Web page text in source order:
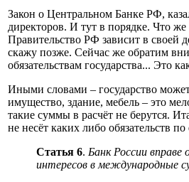
Закон о Центральном Банке РФ,
директоров. И тут в порядке. Что
Правительство РФ зависит в
скажу позже. Сейчас же обратим
обязательствам государства... Это
Иными словами – государство
имущество, здание, мебель – это
такие суммы в расчёт не берутся.
не несёт каких либо обязательств
Статья 6. Банк России вправе
интересов в международные